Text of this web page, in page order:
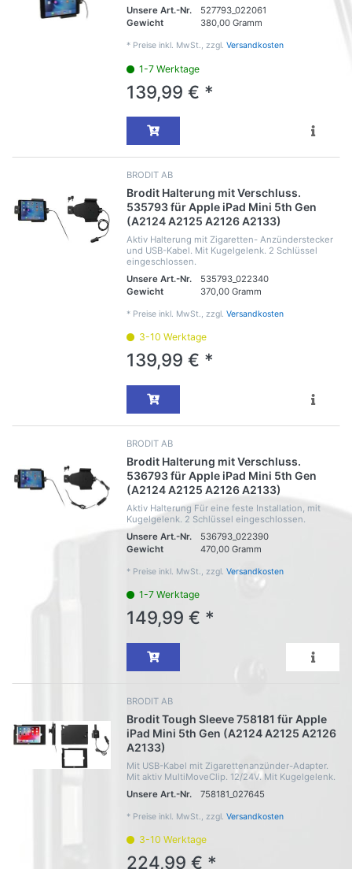
Unsere Art.-Nr.
527793_022061
Gewicht
380,00 Gramm
* Preise inkl. MwSt., zzgl. Versandkosten
1-7 Werktage
139,99 € *
BRODIT AB
Brodit Halterung mit Verschluss.
535793 für Apple iPad Mini 5th Gen
(A2124 A2125 A2126 A2133)
Aktiv Halterung mit Zigaretten- Anzünderstecker
und USB-Kabel. Mit Kugelgelenk. 2 Schlüssel
eingeschlossen.
Unsere Art.-Nr.
535793_022340
Gewicht
370,00 Gramm
* Preise inkl. MwSt., zzgl. Versandkosten
3-10 Werktage
139,99 € *
BRODIT AB
Brodit Halterung mit Verschluss.
536793 für Apple iPad Mini 5th Gen
(A2124 A2125 A2126 A2133)
Aktiv Halterung Für eine feste Installation, mit
Kugelgelenk. 2 Schlüssel eingeschlossen.
Unsere Art.-Nr.
536793_022390
Gewicht
470,00 Gramm
* Preise inkl. MwSt., zzgl. Versandkosten
1-7 Werktage
149,99 € *
BRODIT AB
Brodit Tough Sleeve 758181 für Apple
iPad Mini 5th Gen (A2124 A2125 A2126
A2133)
Mit USB-Kabel mit Zigarettenanzünder-Adapter.
Mit aktiv MultiMoveClip. 12/24V. Mit Kugelgelenk.
Unsere Art.-Nr.
758181_027645
* Preise inkl. MwSt., zzgl. Versandkosten
3-10 Werktage
224,99 € *